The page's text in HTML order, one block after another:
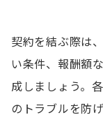
契約を結ぶ際は
い条件、報酬額
成しましょう。
のトラブルを防げ